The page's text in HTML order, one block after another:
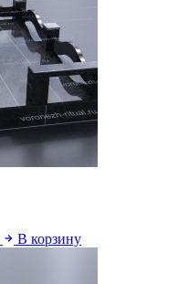
В корзину